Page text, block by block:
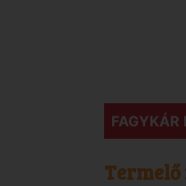
FAGYKÁR
Termelő